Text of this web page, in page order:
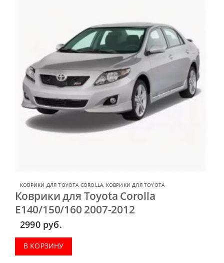
КОВРИКИ ДЛЯ TOYOTA COROLLA КОВРИКИ ДЛЯ TOYOTA
Коврики для Toyota Corolla
E140/150/160 2007-2012
2990 руб.
В КОРЗИНУ